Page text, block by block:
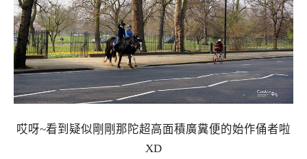
哎呀~看到疑似剛剛那陀超高面積廣糞便的始作俑者啦
XD